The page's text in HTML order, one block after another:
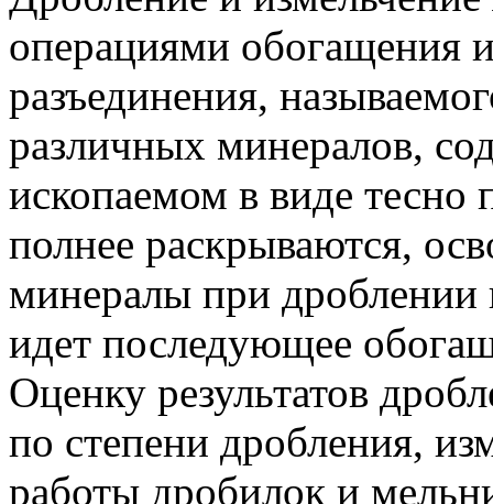
операциями обогащения
разъединения,
различных минералов,
ископаемом в виде тесно
полнее раскрываются,
минералы при дроблении
идет последующее
Оценку результатов
по степени дробления,
работы дробилок и